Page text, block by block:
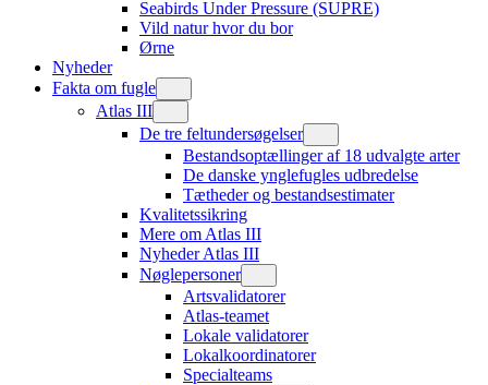
Seabirds Under Pressure (SUPRE)
Vild natur hvor du bor
Ørne
Nyheder
Fakta om fugle
Atlas III
De tre feltundersøgelser
Bestandsoptællinger af 18 udvalgte arter
De danske ynglefugles udbredelse
Tætheder og bestandsestimater
Kvalitetssikring
Mere om Atlas III
Nyheder Atlas III
Nøglepersoner
Artsvalidatorer
Atlas-teamet
Lokale validatorer
Lokalkoordinatorer
Specialteams